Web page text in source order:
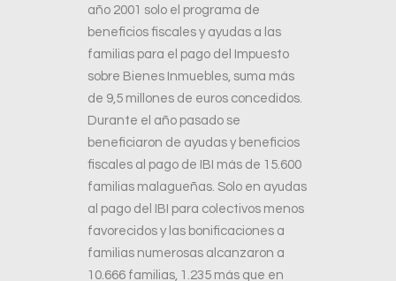
año 2001 solo el programa de
beneficios fiscales y ayudas a las
familias para el pago del Impuesto
sobre Bienes Inmuebles, suma más
de 9,5 millones de euros concedidos.
Durante el año pasado se
beneficiaron de ayudas y beneficios
fiscales al pago de IBI más de 15.600
familias malagueñas. Solo en ayudas
al pago del IBI para colectivos menos
favorecidos y las bonificaciones a
familias numerosas alcanzaron a
10.666 familias, 1.235 más que en